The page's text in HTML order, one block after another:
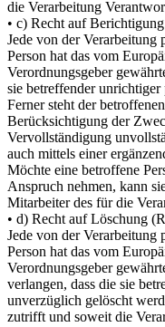
die Verarbeitung
• c) Recht auf Berichtigung
Jede von der Verarbeitung
Person hat das vom
Verordnungsgeber
sie betreffender unrichtiger
Ferner steht der
Berücksichtigung der
Vervollständigung
auch mittels einer
Möchte eine betroffene
Anspruch nehmen, kann
Mitarbeiter des für die
• d) Recht auf Löschung
Jede von der Verarbeitung
Person hat das vom
Verordnungsgeber
verlangen, dass die sie
unverzüglich gelöscht
zutrifft und soweit die